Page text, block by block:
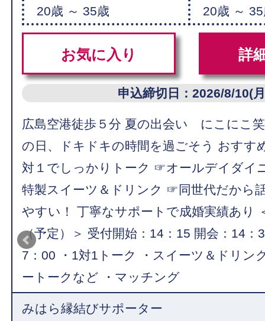
20歳 ～ 35歳 20歳 ～
お気に入り 詳
申込締切日：2026/8/10(
広島空港徒歩５分 夏の出会い にこにこ
の日、ドキドキの時間を過ごそう おす
対１でしっかりトーク ☞オールデイダイ
特製スイーツ＆ドリンク ☞同世代だから
やすい！ 丁寧なサポートで成婚実績あり
（予定）＞ 受付開始：14：15 開会：14：
7：00 ・1対1トーク ・スイーツ＆ドリン
ートークなど ・マッチング
みはら縁結びサポーター